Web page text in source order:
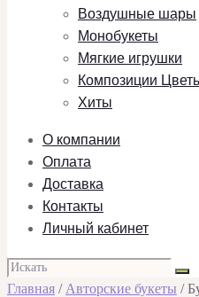
Воздушные шары
Монобукеты
Мягкие игрушки
Композиции
Хиты
О компании
Оплата
Доставка
Контакты
Личный кабинет
Главная / Авторские букеты /